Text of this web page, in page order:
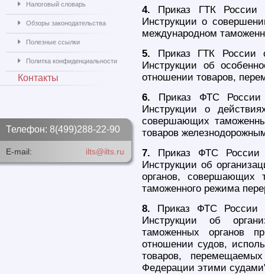
4. Приказ ГТК
Инструкции о
международном
5. Приказ ГТК России
Инструкции об
отношении товаров,
6. Приказ ФТС
Инструкции о
совершающих
товаров
7. Приказ ФТС
Инструкции об
органов, совершающих
таможенного режима
8. Приказ ФТС России
Инструкции об
таможенных органов
отношении судов,
товаров,
Федерации этими
Налоговый словарь
Обзоры законодательства
Полезные ссылки
Политка конфиденциальности
Контакты
Телефон: 8(499)288-22-90
E-mail: ilts@ilts.ru